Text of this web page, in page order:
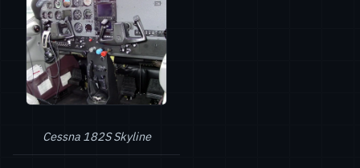
Cessna 182S Skyline